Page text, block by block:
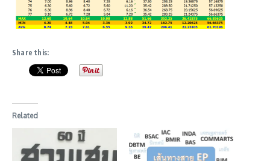
Share this:
Related